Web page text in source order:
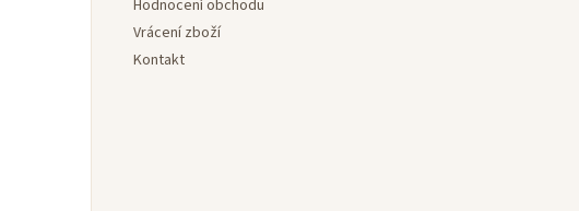
Hodnocení obchodu
Vrácení zboží
Kontakt